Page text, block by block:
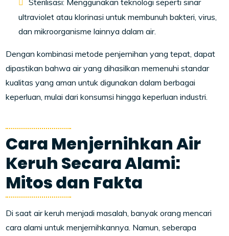
Sterilisasi: Menggunakan teknologi seperti sinar
ultraviolet atau klorinasi untuk membunuh bakteri, virus,
dan mikroorganisme lainnya dalam air.
Dengan kombinasi metode penjernihan yang tepat, dapat
dipastikan bahwa air yang dihasilkan memenuhi standar
kualitas yang aman untuk digunakan dalam berbagai
keperluan, mulai dari konsumsi hingga keperluan industri.
Cara Menjernihkan Air
Keruh Secara Alami:
Mitos dan Fakta
Di saat air keruh menjadi masalah, banyak orang mencari
cara alami untuk menjernihkannya. Namun, seberapa